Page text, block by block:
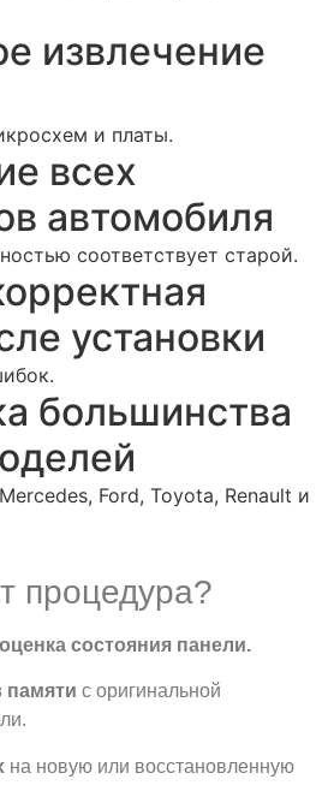
извлечение
и платы.
всех
автомобиля
соответствует старой.
установки
большинства
Ford, Toyota, Renault и
процедура?
состояния панели.
памяти с оригинальной
на новую или восстановленную